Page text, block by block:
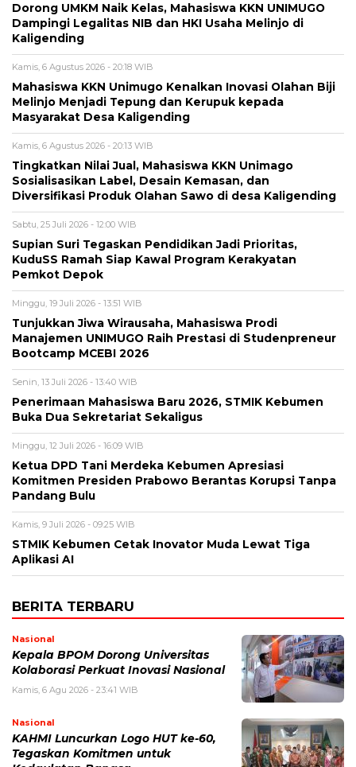
Dorong UMKM Naik Kelas, Mahasiswa KKN UNIMUGO
Dampingi Legalitas NIB dan HKI Usaha Melinjo di
Kaligending
Kamis, 6 Agustus 2026 - 20:18 WIB
Mahasiswa KKN Unimugo Kenalkan Inovasi Olahan Biji
Melinjo Menjadi Tepung dan Kerupuk kepada
Masyarakat Desa Kaligending
Kamis, 6 Agustus 2026 - 20:13 WIB
Tingkatkan Nilai Jual, Mahasiswa KKN Unimago
Sosialisasikan Label, Desain Kemasan, dan
Diversifikasi Produk Olahan Sawo di desa Kaligending
Sabtu, 25 Juli 2026 - 12:00 WIB
Supian Suri Tegaskan Pendidikan Jadi Prioritas,
KuduSS Ramah Siap Kawal Program Kerakyatan
Pemkot Depok
Minggu, 19 Juli 2026 - 13:51 WIB
Tunjukkan Jiwa Wirausaha, Mahasiswa Prodi
Manajemen UNIMUGO Raih Prestasi di Studenpreneur
Bootcamp MCEBI 2026
Senin, 13 Juli 2026 - 13:40 WIB
Penerimaan Mahasiswa Baru 2026, STMIK Kebumen
Buka Dua Sekretariat Sekaligus
Minggu, 12 Juli 2026 - 16:09 WIB
Ketua DPD Tani Merdeka Kebumen Apresiasi
Komitmen Presiden Prabowo Berantas Korupsi Tanpa
Pandang Bulu
Kamis, 9 Juli 2026 - 09:25 WIB
STMIK Kebumen Cetak Inovator Muda Lewat Tiga
Aplikasi AI
BERITA TERBARU
Nasional
Kepala BPOM Dorong Universitas
Kolaborasi Perkuat Inovasi Nasional
Kamis, 6 Agu 2026 - 23:41 WIB
Nasional
KAHMI Luncurkan Logo HUT ke-60,
Tegaskan Komitmen untuk